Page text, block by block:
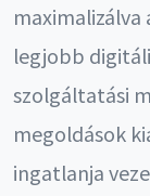
legjobb
szolgáltatási
megoldások
ingatlanja